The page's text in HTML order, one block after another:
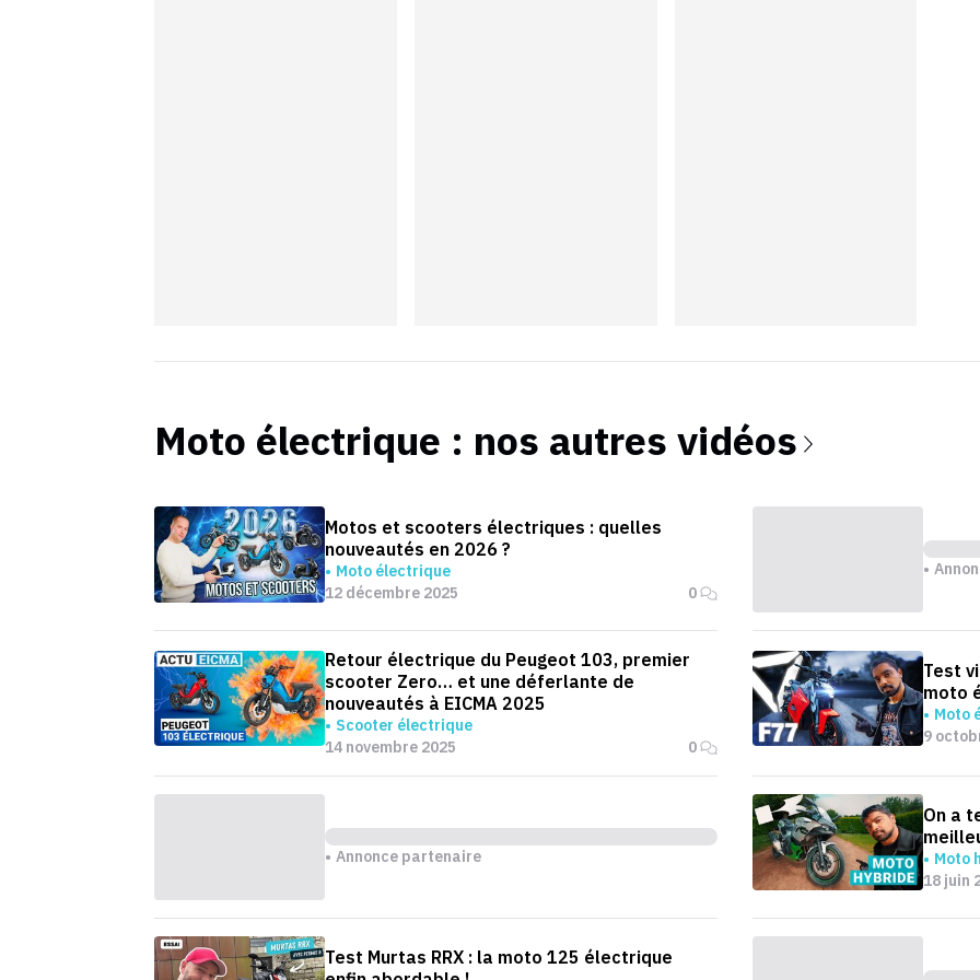
Moto électrique : nos autres vidéos
Motos et scooters électriques : quelles
nouveautés en 2026 ?
Moto électrique
12 décembre 2025
0
Retour électrique du Peugeot 103, premier
scooter Zero… et une déferlante de
nouveautés à EICMA 2025
Scooter électrique
14 novembre 2025
0
Test
moto
Moto
9
Annonce partenaire
On a
Moto
18 juin
Test Murtas RRX : la moto 125 électrique